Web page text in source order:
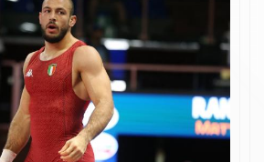
Dove siamo
Media
Partners
Trasparenza
Judo
La disciplina
News
Attività Didattica